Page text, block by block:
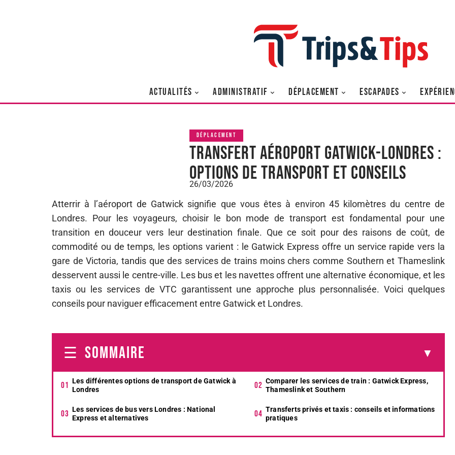
ACTUALITÉS ADMINISTRATIF DÉPLACEMENT ESCAPADES
DÉPLACEMENT
Transfert aéroport Gatwick-Londres :
options de transport et conseils
26/03/2026
Atterrir à l’aéroport de Gatwick signifie que vous êtes à environ 45 kilomètres du centre de
Londres. Pour les voyageurs, choisir le bon mode de transport est fondamental pour une
transition en douceur vers leur destination finale. Que ce soit pour des raisons de coût, de
commodité ou de temps, les options varient : le Gatwick Express offre un service rapide vers la
gare de Victoria, tandis que des services de trains moins chers comme Southern et Thameslink
desservent aussi le centre-ville. Les bus et les navettes offrent une alternative économique, et les
taxis ou les services de VTC garantissent une approche plus personnalisée. Voici quelques
conseils pour naviguer efficacement entre Gatwick et Londres.
SOMMAIRE
Les différentes options de transport de Gatwick à
Londres
Comparer les services de train : Gatwick Express,
Thameslink et Southern
Les services de bus vers Londres : National
Express et alternatives
Transferts privés et taxis : conseils et informations
pratiques